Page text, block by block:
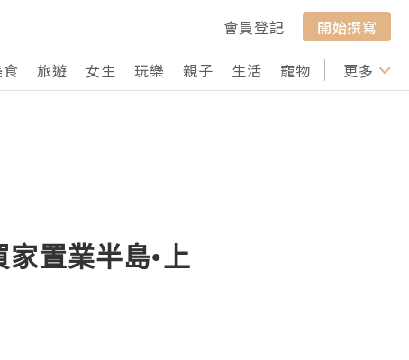
會員登記
開始撰寫
旅遊 女生 玩樂 親子 生活 寵物 行山 打卡
更多
置業半島•上